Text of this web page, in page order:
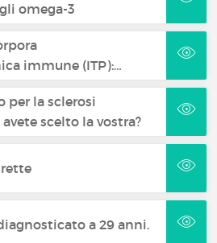
omega-3
immune (ITP):…
per la sclerosi
scelto la vostra?
a 29 anni.